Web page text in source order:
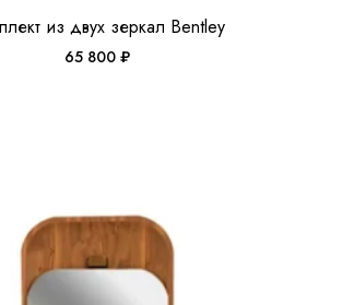
из двух зеркал Bentley
65 800 ₽